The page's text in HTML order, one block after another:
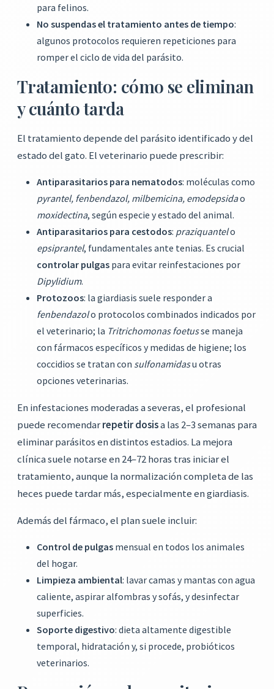
para felinos.
No suspendas el tratamiento antes de tiempo:
algunos protocolos requieren repeticiones para
romper el ciclo de vida del parásito.
Tratamiento: cómo se eliminan
y cuánto tarda
El tratamiento depende del parásito identificado y del
estado del gato. El veterinario puede prescribir:
Antiparasitarios para nematodos: moléculas como
pyrantel, fenbendazol, milbemicina, emodepsidao
moxidectina, según especie y estado del animal.
Antiparasitarios para cestodos: praziquantelo
epsiprantel, fundamentales ante tenias. Es crucial
controlar pulgas para evitar reinfestaciones por
Dipylidium.
Protozoos: la giardiasis suele responder a
fenbendazolo protocolos combinados indicados por
el veterinario; la Tritrichomonas foetusse maneja
con fármacos específicos y medidas de higiene; los
coccidios se tratan con sulfonamidasu otras
opciones veterinarias.
En infestaciones moderadas a severas, el profesional
puede recomendarrepetir dosisa las 2–3 semanas para
eliminar parásitos en distintos estadios. La mejora
clínica suele notarse en 24–72 horas tras iniciar el
tratamiento, aunque la normalización completa de las
heces puede tardar más, especialmente en giardiasis.
Además del fármaco, el plan suele incluir:
Control de pulgas mensual en todos los animales
del hogar.
Limpieza ambiental: lavar camas y mantas con agua
caliente, aspirar alfombras y sofás, y desinfectar
superficies.
Soporte digestivo: dieta altamente digestible
temporal, hidratación y, si procede, probióticos
veterinarios.